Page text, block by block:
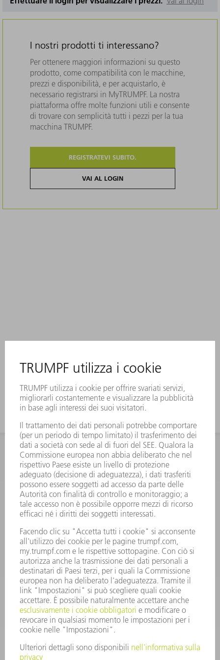
I nostri prodotti ti interessano?
Per ottenere maggiori informazioni su questo
prodotto, come compatibilità con le macchine,
prezzi e disponibilità, e per acquistarlo, è
necessario registrarsi in MyTRUMPF. La nostra
piattaforma offre molte funzioni utili e consente
di trovare con semplicità tutti i pezzi per la tua
macchina TRUMPF.
REGISTRATEVI SUBITO.
VAI AL LOGIN
INFORMAZIONE
Domande frequenti
Condizioni generali di contratto
CONTATTO
RICAMBI TRUMPF ITALIA
lunedì a venerdì: 08:30 – 18:00
ricambi@trumpf.com
CONTATTO
UTENSILI TRUMPF ITALIA
+39 02 48489482
lunedì a venerdì: 08:00 – 18:00
utensili@trumpf.com